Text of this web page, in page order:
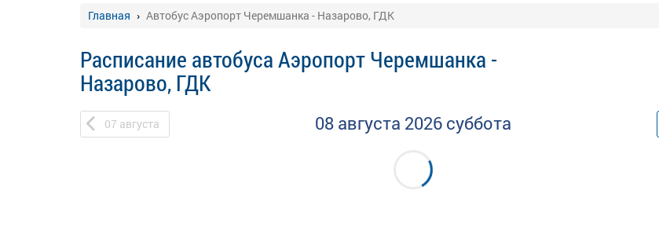
Главная Автобус Аэропорт Черемшанка - Назарово, ГДК
Расписание автобуса Аэропорт Черемшанка -
Назарово, ГДК
07 августа 08 августа 2026 суббота